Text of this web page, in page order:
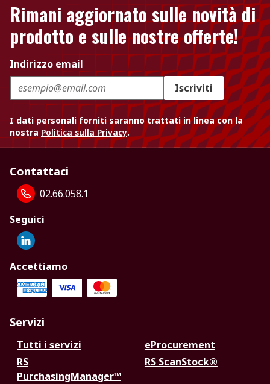
Rimani aggiornato sulle novità di
prodotto e sulle nostre offerte!
Indirizzo email
Iscriviti
I dati personali forniti saranno trattati in linea con la
nostra Politica sulla Privacy.
Contattaci
02.66.058.1
Seguici
Accettiamo
Servizi
Tutti i servizi
eProcurement
RS
PurchasingManager™
RS ScanStock®